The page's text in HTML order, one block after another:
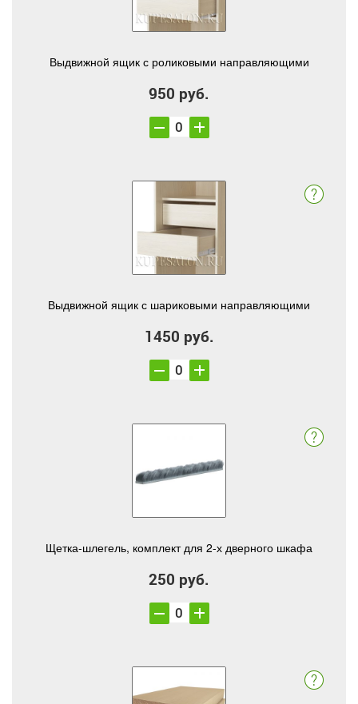
Выдвижной ящик с роликовыми направляющими
950 руб.
Выдвижной ящик с шариковыми направляющими
1450 руб.
Щетка-шлегель, комплект для 2-х дверного шкафа
250 руб.